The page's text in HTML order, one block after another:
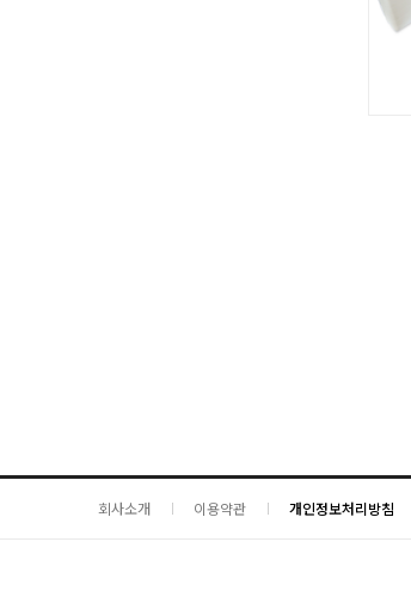
회사소개 이용약관 개인정보처리방침